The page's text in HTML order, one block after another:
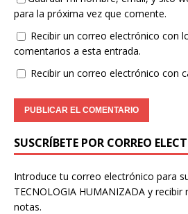
para la próxima vez que comente.
Recibir un correo electrónico con
comentarios a esta entrada.
Recibir un correo electrónico con
SUSCRÍBETE POR CORREO
Introduce tu correo electrónico para
TECNOLOGIA HUMANIZADA y
notas.